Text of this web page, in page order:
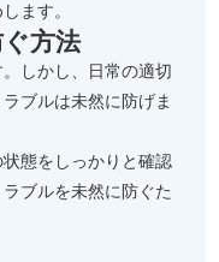
ます。
方法
しかし、日常の適切
ブルは未然に防げま
態をしっかりと確認
ブルを未然に防ぐた